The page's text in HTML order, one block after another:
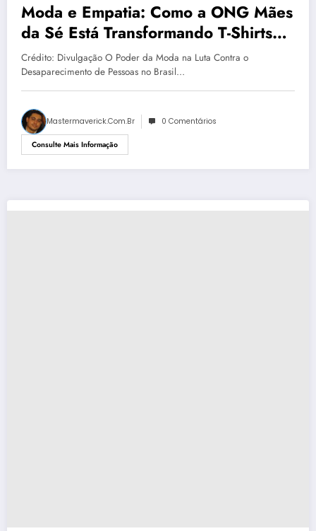
Moda e Empatia: Como a ONG Mães
da Sé Está Transformando T-Shirts
em Ferramentas de Esperança
Crédito: Divulgação O Poder da Moda na Luta Contra o
Desaparecimento de Pessoas no Brasil…
Mastermaverick.com.br 0 Comentários
Consulte Mais Informação